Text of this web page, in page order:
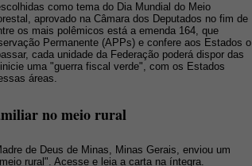
como tema do Dia Mundial do Meio
aprovado na Câmara dos Deputados no fim de
os mais polêmicos está a emenda 164, que
Permanente (APPs) e confere aos Estados o
cada unidade da Federação poderá dispor das
uma "guerra fiscal verde", com os Estados
áreas.
no meio rural
de Deus de Minas, Minas Gerais, enviou um
rural". Acesse e leia a carta na íntegra.